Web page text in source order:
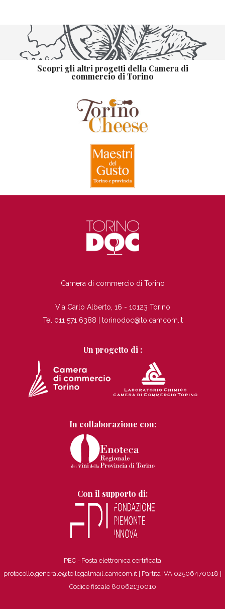
Scopri gli altri progetti della Camera di
commercio di Torino
Camera di commercio di Torino
Via Carlo Alberto, 16 - 10123 Torino
Tel 011 571 6388 | torinodoc@to.camcom.it
Un progetto di :
In collaborazione con:
Con il supporto di:
PEC - Posta elettronica certificata
protocollo.generale@to.legalmail.camcom.it | Partita IVA 02506470018
Codice fiscale 80062130010